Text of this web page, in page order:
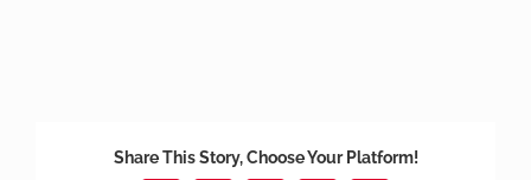
Share This Story, Choose Your Platform!